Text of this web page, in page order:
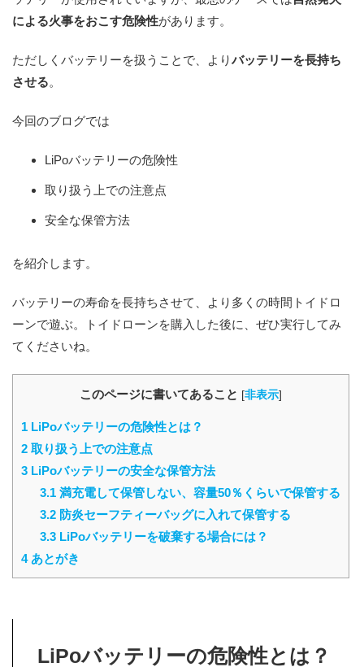
による火事をおこす危険性があります。
ただしくバッテリーを扱うことで、よりバッテリーを長持ち
させる。
今回のブログでは
LiPoバッテリーの危険性
取り扱う上での注意点
安全な保管方法
を紹介します。
バッテリーの寿命を長持ちさせて、より多くの時間トイドロ
ーンで遊ぶ。トイドローンを購入した後に、ぜひ実行してみ
てくださいね。
このページに書いてあること [非表示]
1 LiPoバッテリーの危険性とは？
2 取り扱う上での注意点
3 LiPoバッテリーの安全な保管方法
3.1満充電して保管しない、容量50％くらいで保管する
3.2防炎セーフティーバッグに入れて保管する
3.3LiPoバッテリーを破棄する場合には？
4あとがき
LiPoバッテリーの危険性とは？